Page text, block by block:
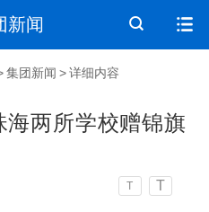
新闻
集团新闻 > 详细内容
两所学校赠锦旗
T T